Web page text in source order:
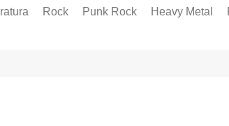
Rock Punk Rock Heavy Metal